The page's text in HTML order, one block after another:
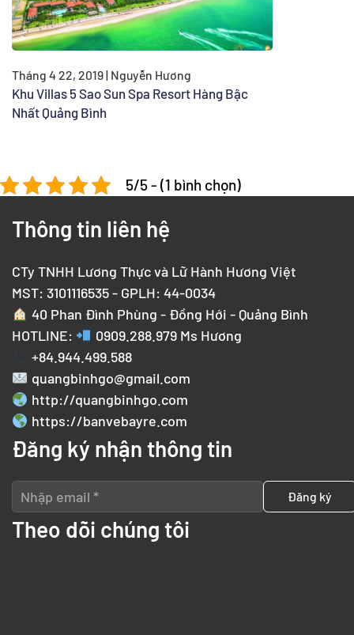
Tháng 4 22, 2019 | Nguyễn Hương
Khu Villas 5 Sao Sun Spa Resort Hàng Bậc
Nhất Quảng Bình
5/5 - (1 bình chọn)
Thông tin liên hệ
CTy TNHH Lương Thực và Lữ Hành Hương Việt
MST: 3101116535 - GPLH: 44-0034
40 Phan Đình Phùng - Đồng Hới - Quảng Bình
HOTLINE:
0909.288.979Ms Hương
+84.944.499.588
quangbinhgo@gmail.com
http://quangbinhgo.com
https://banvebayre.com
Đăng ký nhận thông tin
Theo dõi chúng tôi